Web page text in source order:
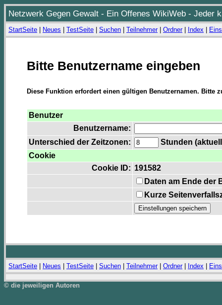
Netzwerk Gegen Gewalt - Ein Offenes WikiWeb - Jeder
StartSeite Neues TestSeite Suchen Teilnehmer| Ordner| Index
Bitte Benutzername eingeben
Diese Funktion erfordert einen gültigen Benutzernamen. Bitte
Benutzer
Benutzername:
Unterschied der Zeitzonen:
Stunden
Cookie
Cookie ID: 191582
Daten am Ende der
Kurze
StartSeite Neues TestSeite Suchen Teilnehmer| Ordner| Index
© die jeweiligen Autoren